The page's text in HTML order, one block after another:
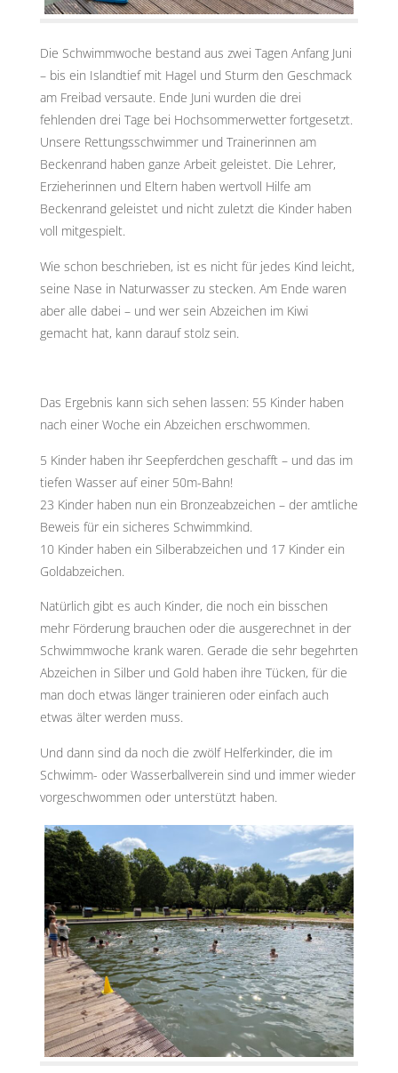
Die Schwimmwoche bestand aus zwei Tagen Anfang Juni
– bis ein Islandtief mit Hagel und Sturm den Geschmack
am Freibad versaute. Ende Juni wurden die drei
fehlenden drei Tage bei Hochsommerwetter fortgesetzt.
Unsere Rettungsschwimmer und Trainerinnen am
Beckenrand haben ganze Arbeit geleistet. Die Lehrer,
Erzieherinnen und Eltern haben wertvoll Hilfe am
Beckenrand geleistet und nicht zuletzt die Kinder haben
voll mitgespielt.
Wie schon beschrieben, ist es nicht für jedes Kind leicht,
seine Nase in Naturwasser zu stecken. Am Ende waren
aber alle dabei – und wer sein Abzeichen im Kiwi
gemacht hat, kann darauf stolz sein.
Das Ergebnis kann sich sehen lassen: 55 Kinder haben
nach einer Woche ein Abzeichen erschwommen.
5 Kinder haben ihr Seepferdchen geschafft – und das im
tiefen Wasser auf einer 50m-Bahn!
23 Kinder haben nun ein Bronzeabzeichen – der amtliche
Beweis für ein sicheres Schwimmkind.
10 Kinder haben ein Silberabzeichen und 17 Kinder ein
Goldabzeichen.
Natürlich gibt es auch Kinder, die noch ein bisschen
mehr Förderung brauchen oder die ausgerechnet in der
Schwimmwoche krank waren. Gerade die sehr begehrten
Abzeichen in Silber und Gold haben ihre Tücken, für die
man doch etwas länger trainieren oder einfach auch
etwas älter werden muss.
Und dann sind da noch die zwölf Helferkinder, die im
Schwimm- oder Wasserballverein sind und immer wieder
vorgeschwommen oder unterstützt haben.